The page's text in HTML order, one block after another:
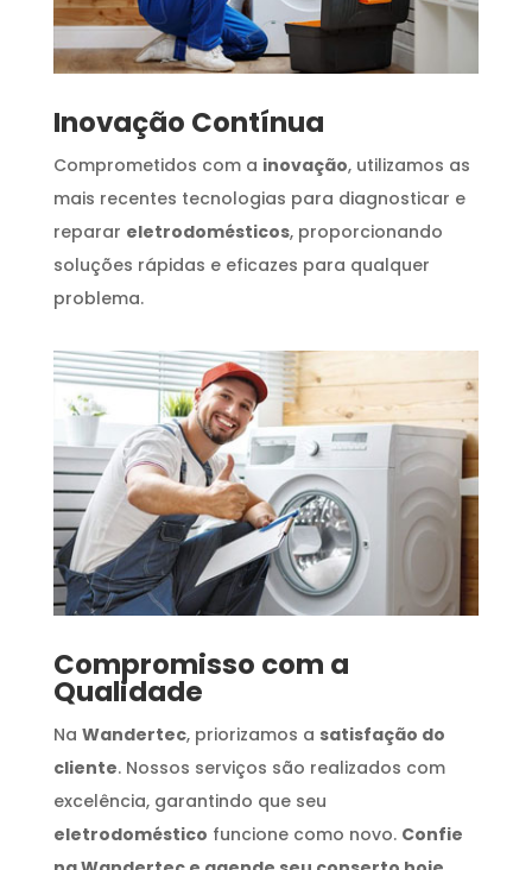
Inovação Contínua
Comprometidos com a inovação, utilizamos as
mais recentes tecnologias para diagnosticar e
reparar eletrodomésticos, proporcionando
soluções rápidas e eficazes para qualquer
problema.
Compromisso com a
Qualidade
Na Wandertec, priorizamos a satisfação do
cliente. Nossos serviços são realizados com
excelência, garantindo que seu
eletrodoméstico funcione como novo. Confie